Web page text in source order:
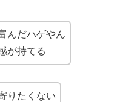
んだハゲやん
が持てる
りたくない